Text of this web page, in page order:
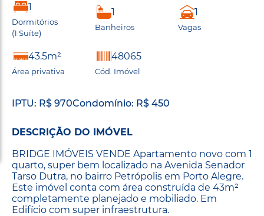
1
Dormitórios
(1 Suíte)
1
Banheiros
1
Vagas
43.5m²
Área privativa
48065
Cód. Imóvel
IPTU: R$ 970Condomínio: R$ 450
DESCRIÇÃO DO IMÓVEL
BRIDGE IMÓVEIS VENDE Apartamento novo com 1
quarto, super bem localizado na Avenida Senador
Tarso Dutra, no bairro Petrópolis em Porto Alegre.
Este imóvel conta com área construída de 43m²
completamente planejado e mobiliado. Em
Edifício com super infraestrutura.